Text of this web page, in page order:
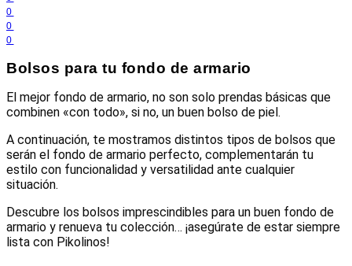
0
0
0
Bolsos para tu fondo de armario
El mejor fondo de armario, no son solo prendas básicas que
combinen «con todo», si no, un buen bolso de piel.
A continuación, te mostramos distintos tipos de bolsos que
serán el fondo de armario perfecto, complementarán tu
estilo con funcionalidad y versatilidad ante cualquier
situación.
Descubre los bolsos imprescindibles para un buen fondo de
armario y renueva tu colección… ¡asegúrate de estar siempre
lista con Pikolinos!